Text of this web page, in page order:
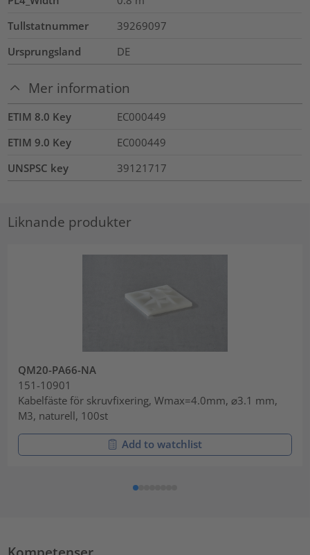
Tullstatnummer
39269097
Ursprungsland
DE
Mer information
ETIM 8.0 Key
EC000449
ETIM 9.0 Key
EC000449
UNSPSC key
39121717
Liknande produkter
QM20-PA66-NA
151-10901
Kabelfäste för skruvfixering, Wmax=4.0mm, ⌀3.1 mm,
M3, naturell, 100st
Add to watchlist